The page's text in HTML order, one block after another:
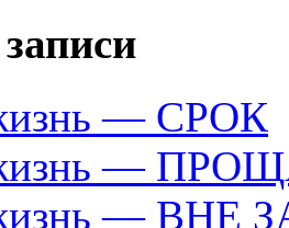
— СРОК
—
— ВНЕ